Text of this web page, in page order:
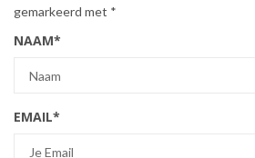
gemarkeerd met *
NAAM*
EMAIL*